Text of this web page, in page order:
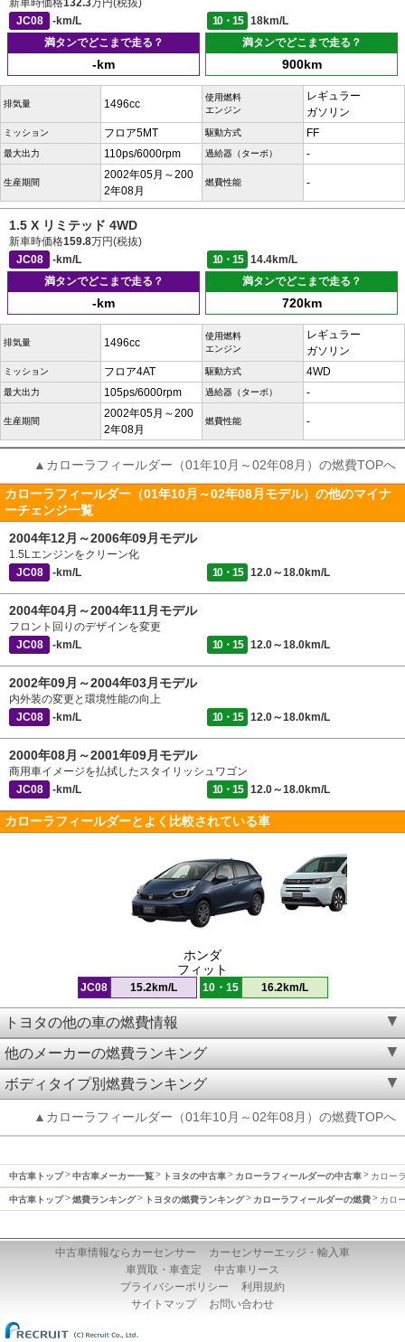
新車時価格132.3万円(税抜)
JC08
-km/L 10・15
18km/L
満タンでどこまで走る？
-km
満タンでどこまで走る？
900km
排気量 1496cc
使用燃料
エンジン
レギュラー
ガソリン
ミッション フロア5MT 駆動方式 FF
最大出力 110ps/6000rpm 過給器（ターボ） -
生産期間
2002年05月～200
2年08月
燃費性能 -
1.5 X リミテッド 4WD
新車時価格159.8万円(税抜)
JC08
-km/L 10・15
14.4km/L
満タンでどこまで走る？
-km
満タンでどこまで走る？
720km
排気量 1496cc
使用燃料
エンジン
レギュラー
ガソリン
ミッション フロア4AT 駆動方式 4WD
最大出力 105ps/6000rpm 過給器（ターボ） -
生産期間
2002年05月～200
2年08月
燃費性能 -
▲カローラフィールダー（01年10月～02年08月）の燃費TOPへ
カローラフィールダー（01年10月～02年08月モデル）の他のマイナ
ーチェンジ一覧
2004年12月～2006年09月モデル
1.5Lエンジンをクリーン化
JC08
-km/L 10・15 12.0～18.0km/L
2004年04月～2004年11月モデル
フロント回りのデザインを変更
JC08
-km/L 10・15 12.0～18.0km/L
2002年09月～2004年03月モデル
内外装の変更と環境性能の向上
JC08
-km/L 10・15 12.0～18.0km/L
2000年08月～2001年09月モデル
商用車イメージを払拭したスタイリッシュワゴン
JC08
-km/L 10・15 12.0～18.0km/L
カローラフィールダーとよく比較されている車
ホンダ
フィット
JC08 15.2km/L 10・15 16.2km/L
トヨタの他の車の燃費情報
他のメーカーの燃費ランキング
ボディタイプ別燃費ランキング
▲カローラフィールダー（01年10月～02年08月）の燃費TOPへ
中古車トップ 中古車メーカー一覧 トヨタの中古車 カローラフィールダーの中古車 カロー
中古車トップ 燃費ランキング トヨタの燃費ランキング カローラフィールダーの燃費 カロ
中古車情報ならカーセンサー
カーセンサーエッジ・輸入車
車買取・車査定
中古車リース
プライバシーポリシー
利用規約
サイトマップ
お問い合わせ